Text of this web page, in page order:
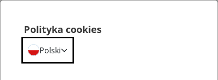
Polityka cookies
Polski